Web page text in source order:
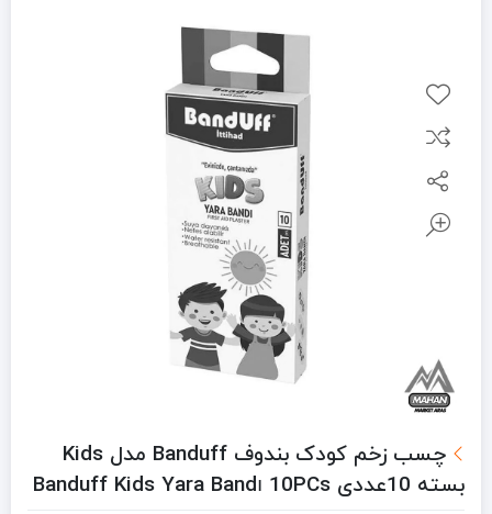
چسب زخم کودک بندوف Banduff مدل Kids
بسته 10عددی Banduff Kids Yara Bandı 10PCs